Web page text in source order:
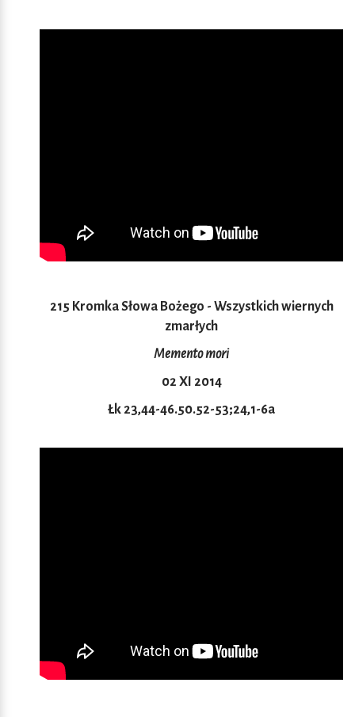
215 Kromka Słowa Bożego - Wszystkich wiernych
zmarłych
Memento mori
02 XI 2014
Łk 23,44-46.50.52-53;24,1-6a